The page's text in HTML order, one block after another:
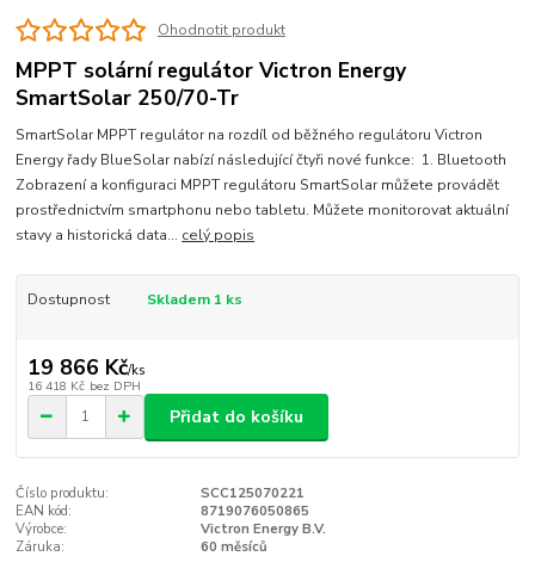
Ohodnotit produkt
MPPT solární regulátor Victron Energy
SmartSolar 250/70-Tr
SmartSolar MPPT regulátor na rozdíl od běžného regulátoru Victron
Energy řady BlueSolar nabízí následující čtyři nové funkce: 1. Bluetooth
Zobrazení a konfiguraci MPPT regulátoru SmartSolar můžete provádět
prostřednictvím smartphonu nebo tabletu. Můžete monitorovat aktuální
stavy a historická data... celý popis
Dostupnost Skladem 1 ks
19 866 Kč/ks
16 418 Kč bez DPH
Přidat do košíku
Číslo produktu:
SCC125070221
EAN kód:
8719076050865
Výrobce:
Victron Energy B.V.
Záruka:
60 měsíců